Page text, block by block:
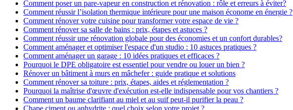
Comment poser un pare-vapeur en construction et rénovation : rôle et erreurs à éviter?
Comment réussir l’isolation thermique intérieure pour une maison économe en énergie ?
Comment rénover votre cuisine pour transformer votre espace de vie ?
Comment rénover sa salle de bains : prix, étapes et astuces ?
Comment réussir une rénovation globale pour des économies et un confort durables?
Comment aménager et optimiser l'espace d'un studio : 10 astuces pratiques ?
Comment aménager un garage : 10 idées pratiques et efficaces ?
Pourquoi le DPE obligatoire est essentiel pour vendre ou louer un bien ?
Rénover un bâtiment à murs en mâchefer : guide pratique et solutions
Comment rénover sa toiture : prix, étapes, aides et réglementation ?
Pourquoi la maîtrise d'œuvre d'exécution est-elle indispensable pour vos chantiers ?
Comment un baume clarifiant au miel et au suif peut-il purifier la peau ?
Chape ciment ou anhydrite : quel choix selon votre projet ?